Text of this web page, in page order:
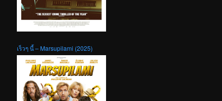
เร็วๆ นี้ – Marsupilami (2025)